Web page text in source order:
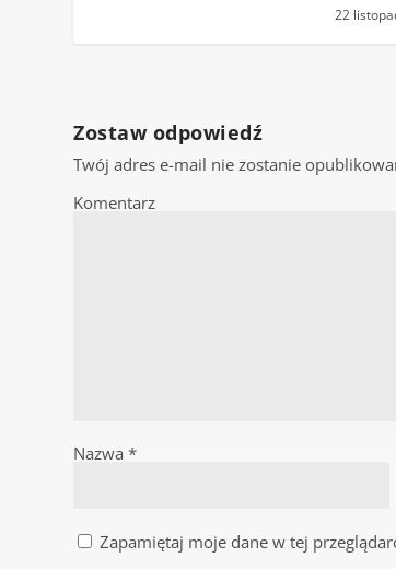
22
Zostaw odpowiedź
Twój adres e-mail nie zostanie
Komentarz
Nazwa*
Zapamiętaj moje dane w tej